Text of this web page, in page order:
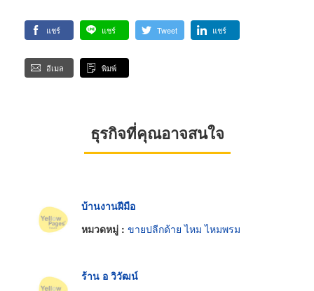
แชร์ แชร์ Tweet แชร์
อีเมล พิมพ์
ธุรกิจที่คุณอาจสนใจ
บ้านงานฝีมือ
หมวดหมู่ : ขายปลีกด้าย ไหม ไหมพรม
ร้าน อ วิวัฒน์